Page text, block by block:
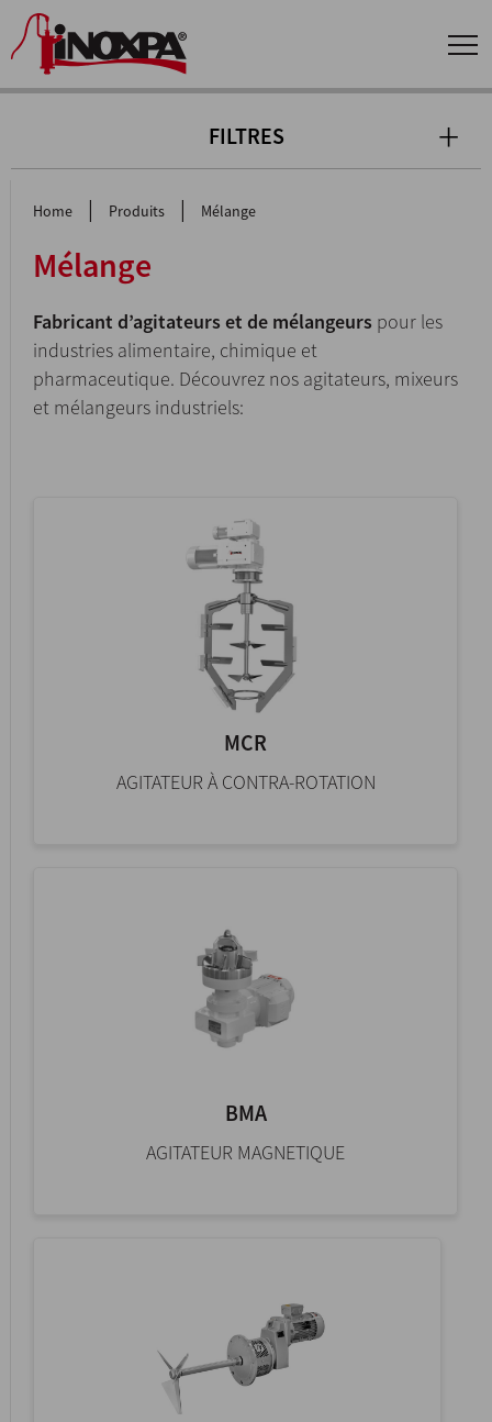
FILTRES
Home | Produits | Mélange
Mélange
Fabricant d’agitateurs et de mélangeurs pour les
industries alimentaire, chimique et
pharmaceutique. Découvrez nos agitateurs, mixeurs
et mélangeurs industriels:
MCR
AGITATEUR À CONTRA-ROTATION
BMA
AGITATEUR MAGNETIQUE